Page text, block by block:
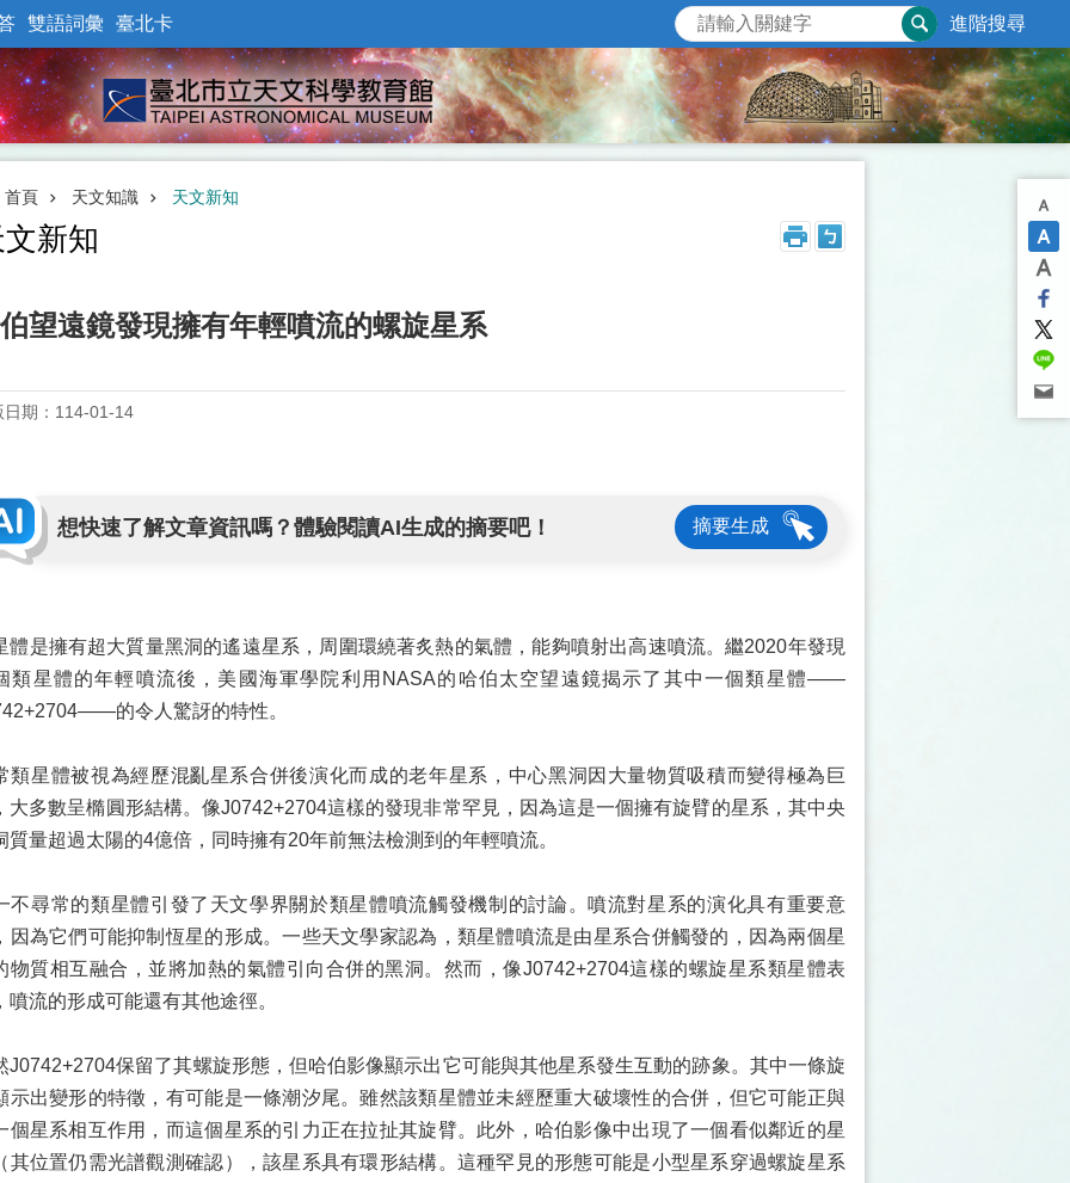
雙語詞彙 臺北卡 進階搜尋
首頁 天文知識 天文新知
新知
望遠鏡發現擁有年輕噴流的螺旋星系
日期：114-01-14
想快速了解文章資訊嗎？體驗閱讀AI生成的摘要吧！ 摘要生成
體是擁有超大質量黑洞的遙遠星系，周圍環繞著炙熱的氣體，能夠噴射出高速噴流。繼2020年發現
類星體的年輕噴流後，美國海軍學院利用NASA的哈伯太空望遠鏡揭示了其中一個類星體——
的令人驚訝的特性。
類星體被視為經歷混亂星系合併後演化而成的老年星系，中心黑洞因大量物質吸積而變得極為巨
大多數呈橢圓形結構。像J0742+2704這樣的發現非常罕見，因為這是一個擁有旋臂的星系，其中央
質量超過太陽的4億倍，同時擁有20年前無法檢測到的年輕噴流。
不尋常的類星體引發了天文學界關於類星體噴流觸發機制的討論。噴流對星系的演化具有重要意
因為它們可能抑制恆星的形成。一些天文學家認為，類星體噴流是由星系合併觸發的，因為兩個星
物質相互融合，並將加熱的氣體引向合併的黑洞。然而，像J0742+2704這樣的螺旋星系類星體表
噴流的形成可能還有其他途徑。
J0742+2704保留了其螺旋形態，但哈伯影像顯示出它可能與其他星系發生互動的跡象。其中一條旋
示出變形的特徵，有可能是一條潮汐尾。雖然該類星體並未經歷重大破壞性的合併，但它可能正與
個星系相互作用，而這個星系的引力正在拉扯其旋臂。此外，哈伯影像中出現了一個看似鄰近的星
其位置仍需光譜觀測確認），該星系具有環形結構。這種罕見的形態可能是小型星系穿過螺旋星系